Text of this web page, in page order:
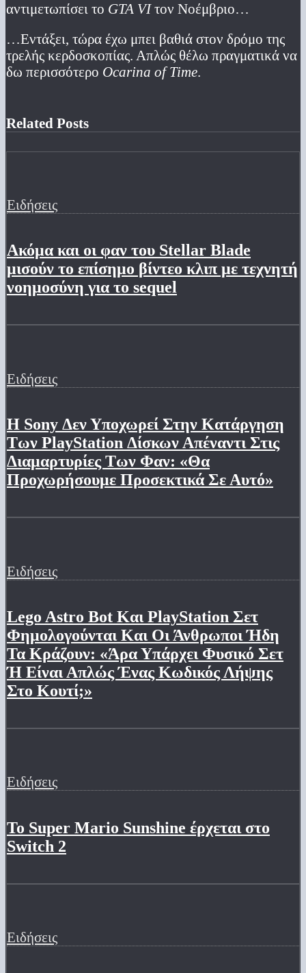
αντιμετωπίσει το GTA VIτον Νοέμβριο…
…Εντάξει, τώρα έχω μπει βαθιά στον δρόμο της
τρελής κερδοσκοπίας. Απλώς θέλω πραγματικά να
δω περισσότερο Ocarina of Time.
Related Posts
Ειδήσεις
Ακόμα και οι φαν του Stellar Blade
μισούν το επίσημο βίντεο κλιπ με τεχνητή
νοημοσύνη για το sequel
Ειδήσεις
Η Sony Δεν Υποχωρεί Στην Κατάργηση
Των PlayStation Δίσκων Απέναντι Στις
Διαμαρτυρίες Των Φαν: «Θα
Προχωρήσουμε Προσεκτικά Σε Αυτό»
Ειδήσεις
Lego Astro Bot Και PlayStation Σετ
Φημολογούνται Και Οι Άνθρωποι Ήδη
Τα Κράζουν: «Άρα Υπάρχει Φυσικό Σετ
Ή Είναι Απλώς Ένας Κωδικός Λήψης
Στο Κουτί;»
Ειδήσεις
Το Super Mario Sunshine έρχεται στο
Switch 2
Ειδήσεις